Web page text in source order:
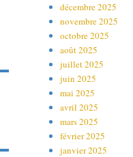
décembre 2025
novembre 2025
octobre 2025
août 2025
juillet 2025
juin 2025
mai 2025
avril 2025
mars 2025
février 2025
janvier 2025